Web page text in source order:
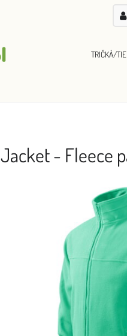
TRIČKÁ/
Jacket - Fleece